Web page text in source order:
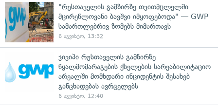
"რუსთაველის გამზირზე თვითმცლელში
მცირეწლოვანი ბავშვი იმყოფებოდა" — GWP
სამართლებრივ ზომებს მიმართავს
6 აგვისტო, 13:32
ჯივიპი რუსთაველის გამზირზე
წყალმომარაგების ქსელების სარეაბილიტაციო
არეალში მომხდარი ინციდენტის შესახებ
განცხადებას ავრცელებს
6 აგვისტო, 12:40